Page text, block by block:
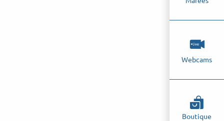
Webcams
Boutique